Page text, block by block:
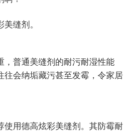
缝剂。
，普通美缝剂的耐污耐湿性能
往会纳垢藏污甚至发霉，令家居
使用德高炫彩美缝剂。其防霉耐